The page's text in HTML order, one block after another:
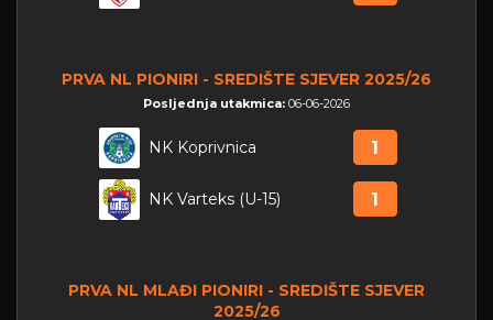
PRVA NL PIONIRI - SREDIŠTE SJEVER 2025/26
Posljednja utakmica: 06-06-2026
NK Koprivnica 1
NK Varteks (U-15) 1
PRVA NL MLAĐI PIONIRI - SREDIŠTE SJEVER
2025/26